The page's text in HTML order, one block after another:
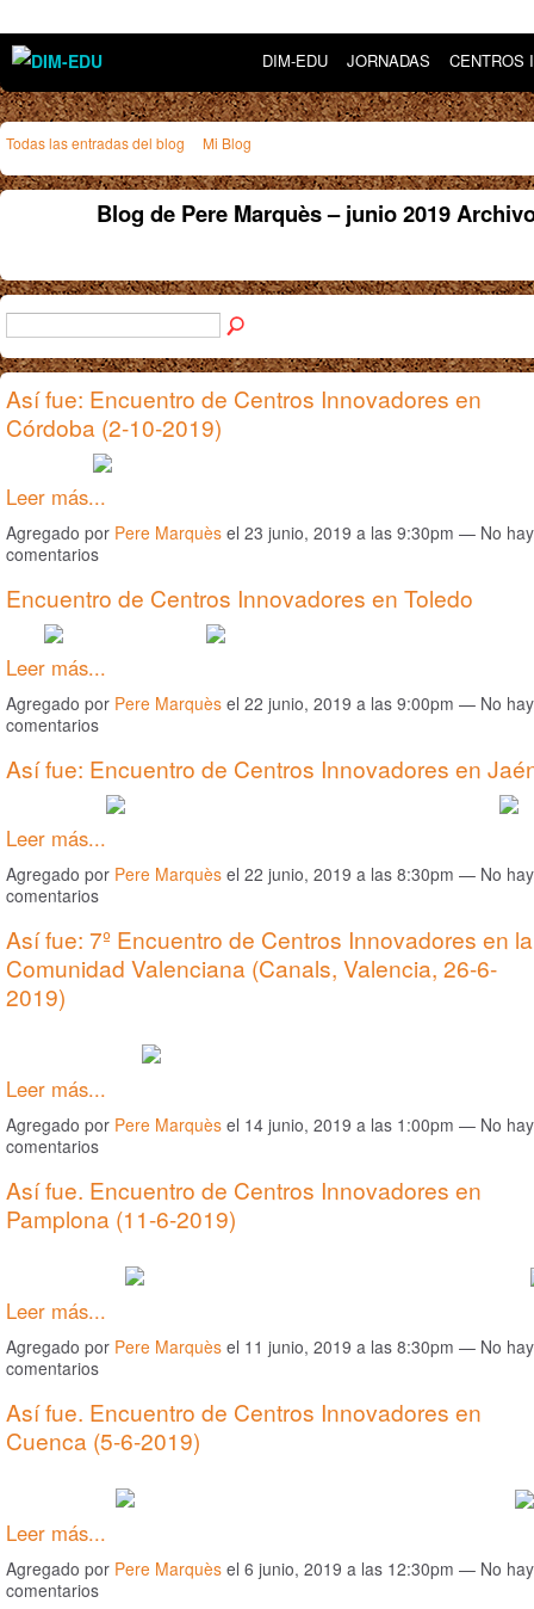
DIM-EDU JORNADAS CENTROS
Todas las entradas del blog Mi Blog
Blog de Pere Marquès – junio 2019
Así fue: Encuentro de Centros Innovadores en
Córdoba (2-10-2019)
Leer más...
Agregado por Pere Marquès el 23 junio, 2019 a las 9:30pm — No hay
comentarios
Encuentro de Centros Innovadores en Toledo
Leer más...
Agregado por Pere Marquès el 22 junio, 2019 a las 9:00pm — No hay
comentarios
Así fue: Encuentro de Centros Innovadores en
Leer más...
Agregado por Pere Marquès el 22 junio, 2019 a las 8:30pm — No hay
comentarios
Así fue: 7º Encuentro de Centros Innovadores en la
Comunidad Valenciana (Canals, Valencia, 26-6-
2019)
Leer más...
Agregado por Pere Marquès el 14 junio, 2019 a las 1:00pm — No hay
comentarios
Así fue. Encuentro de Centros Innovadores en
Pamplona (11-6-2019)
Leer más...
Agregado por Pere Marquès el 11 junio, 2019 a las 8:30pm — No hay
comentarios
Así fue. Encuentro de Centros Innovadores en
Cuenca (5-6-2019)
Leer más...
Agregado por Pere Marquès el 6 junio, 2019 a las 12:30pm — No hay
comentarios